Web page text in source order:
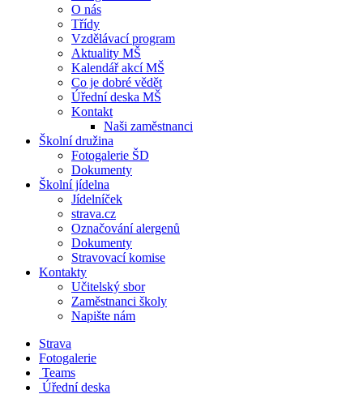
O nás
Třídy
Vzdělávací program
Aktuality MŠ
Kalendář akcí MŠ
Co je dobré vědět
Úřední deska MŠ
Kontakt
Naši zaměstnanci
Školní družina
Fotogalerie ŠD
Dokumenty
Školní jídelna
Jídelníček
strava.cz
Označování alergenů
Dokumenty
Stravovací komise
Kontakty
Učitelský sbor
Zaměstnanci školy
Napište nám
Strava
Fotogalerie
Teams
Úřední deska